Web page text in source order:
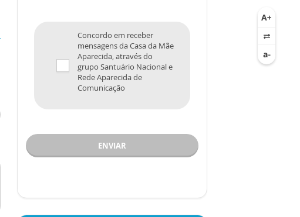
Concordo em receber
mensagens da Casa da Mãe
Aparecida, através do
grupo Santuário Nacional e
Rede Aparecida de
Comunicação
ENVIAR